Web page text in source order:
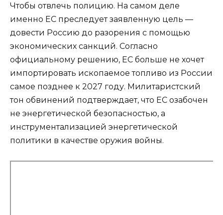
Чтобы отвлечь полицию. На самом деле
именно ЕС преследует заявленную цель —
довести Россию до разорения с помощью
экономических санкций. Согласно
официальному решению, ЕС больше не хочет
импортировать ископаемое топливо из России
самое позднее к 2027 году. Милитаристский
тон обвинений подтверждает, что ЕС озабочен
не энергетической безопасностью, а
инструментализацией энергетической
политики в качестве оружия войны.